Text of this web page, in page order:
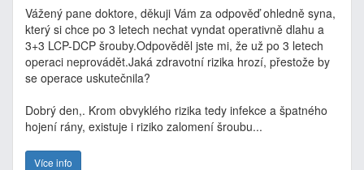
Vážený pane doktore, děkuji Vám za odpověď ohledně syna,
který si chce po 3 letech nechat vyndat operativně dlahu a
3+3 LCP-DCP šrouby.Odpověděl jste mi, že už po 3 letech
operaci neprovádět.Jaká zdravotní rizika hrozí, přestože by
se operace uskutečnila?
Dobrý den,. Krom obvyklého rizika tedy infekce a špatného
hojení rány, existuje i riziko zalomení šroubu...
Více info